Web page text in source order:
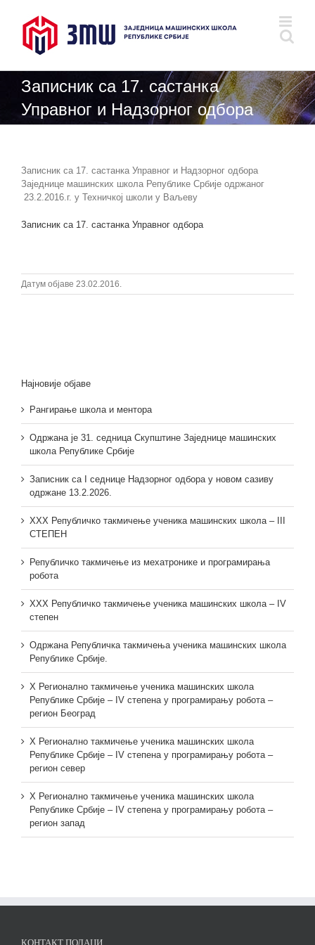
Записник са 17. састанка
Управног и Надзорног одбора
Записник са 17. састанка Управног и Надзорног одбора
Заједнице машинских школа Републике Србије одржаног
23.2.2016.г. у Техничкој школи у Ваљеву
Записник са 17. састанка Управног одбора
Датум објаве 23.02.2016.
Најновије објаве
Рангирање школа и ментора
Одржана је 31. седница Скупштине Заједнице машинских
школа Републике Србије
Записник са I седнице Надзорног одбора у новом сазиву
одржане 13.2.2026.
XXX Републичко такмичење ученика машинских школа – III
СТЕПЕН
Републичко такмичење из мехатронике и програмирања
робота
XXX Републичко такмичење ученика машинских школа – IV
степен
Одржана Републичка такмичења ученика машинских школа
Републике Србије.
X Регионално такмичење ученика машинских школа
Републике Србије – IV степена у програмирању робота –
регион Београд
X Регионално такмичење ученика машинских школа
Републике Србије – IV степена у програмирању робота –
регион север
X Регионално такмичење ученика машинских школа
Републике Србије – IV степена у програмирању робота –
регион запад
КОНТАКТ ПОДАЦИ